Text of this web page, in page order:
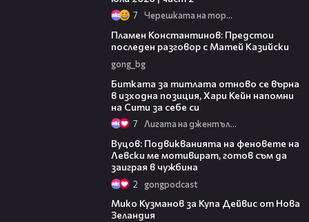
7 Черешката на тортата
Пламен Константинов: Предстои
последен разговор с Матей Казийски
gong_bg
Битката за титлата отново се върна
в изходна позиция, Хари Кейн напомни
на Сити за себе си
7 Лигата на джентълмените
Вуцов: Подвикванията на феновете на
Левски ме мотивират, готов съм да
заиграя в чужбина
2 gongpodcast
Мико Кузманов за Купа Дейвис от Нова
Зеландия